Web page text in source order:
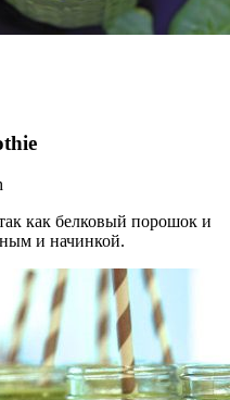
как белковый порошок и
и начинкой.